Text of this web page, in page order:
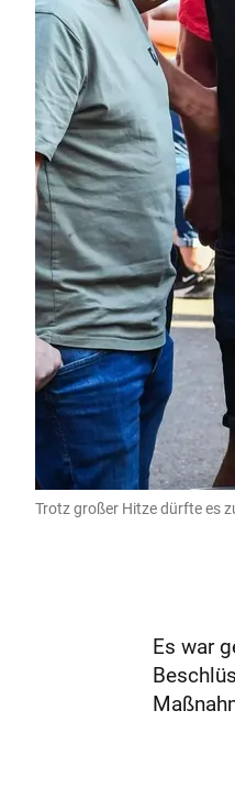
Trotz großer Hitze dürfte es
Es war